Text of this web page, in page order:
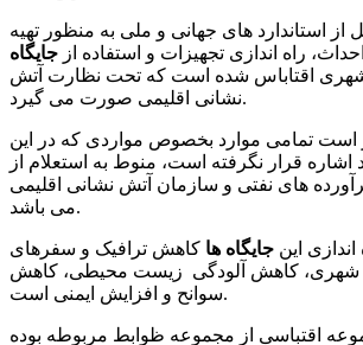
از استاندارد های جهانی و ملی به منظور تهیه
راه اندازی تجهیزات و استفاده از جایگاه
اقتاباس شده است که تحت نظارت آتش
نشانی اقلیمی صورت می گیرد.
است تمامی موارد بخصوص مواردی که در این
اشاره قرار نگرفته است، منوط به استعلام از
های نفتی و سازمان آتش نشانی اقلیمی
می باشد.
این جایگاه ها کاهش ترافیک و سفرهای
شهری، کاهش آلودگی زیست محیطی، کاهش
سوانح و افزایش ایمنی است.
اقتباسی از مجموعه ظوابط مربوطه بوده